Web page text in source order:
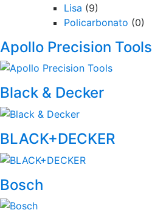
Lisa (9)
Policarbonato (0)
Brands
Carousel
Apollo Precision Tools
Black & Decker
BLACK+DECKER
Bosch